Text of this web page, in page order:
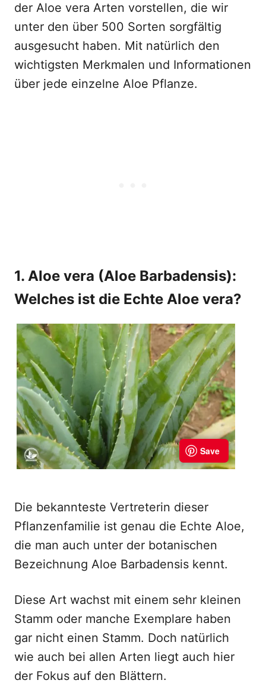
der Aloe vera Arten vorstellen, die wir
unter den über 500 Sorten sorgfältig
ausgesucht haben. Mit natürlich den
wichtigsten Merkmalen und Informationen
über jede einzelne Aloe Pflanze.
1. Aloe vera (Aloe Barbadensis):
Welches ist die Echte Aloe vera?
Die bekannteste Vertreterin dieser
Pflanzenfamilie ist genau die Echte Aloe,
die man auch unter der botanischen
Bezeichnung Aloe Barbadensis kennt.
Diese Art wachst mit einem sehr kleinen
Stamm oder manche Exemplare haben
gar nicht einen Stamm. Doch natürlich
wie auch bei allen Arten liegt auch hier
der Fokus auf den Blättern.